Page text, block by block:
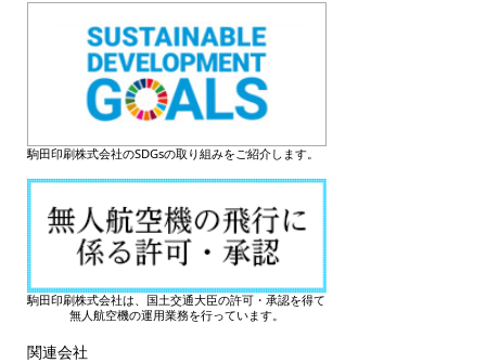
駒田印刷株式会社のSDGsの取り組みをご紹介します。
駒田印刷株式会社は、国土交通大臣の許可・承認を得て
無人航空機の運用業務を行っています。
関連会社